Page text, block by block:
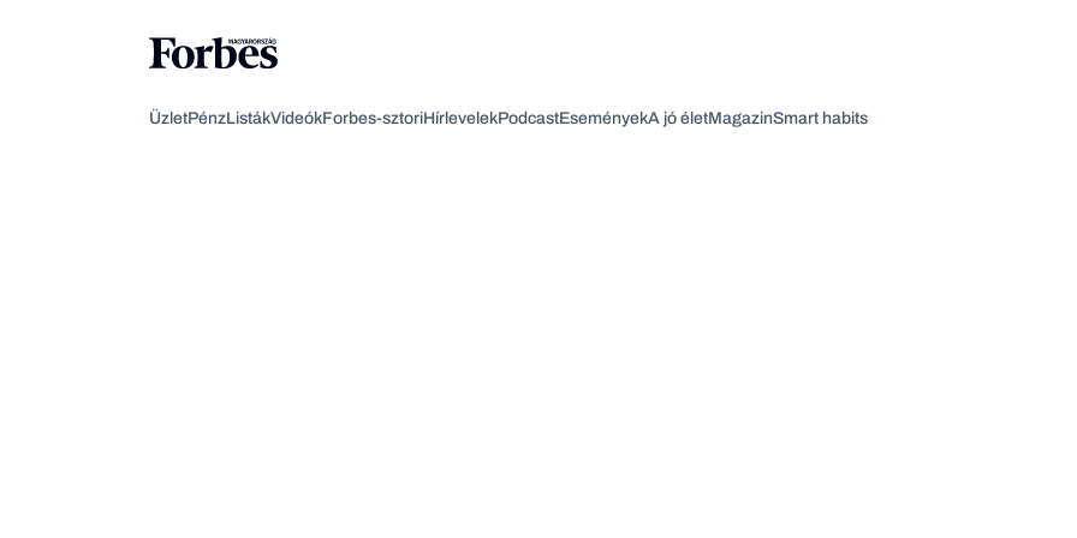
ÜzletPénzListákVideókForbes-sztoriHírlevelekPodcastEseményekA jó életMagazinSmart habits